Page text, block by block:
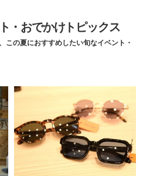
・おでかけトピックス
この夏におすすめしたい旬なイベント・